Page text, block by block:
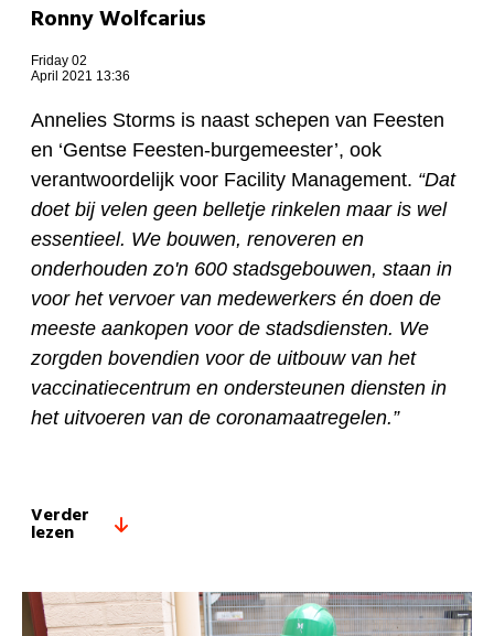
Ronny Wolfcarius
Friday 02
April 2021 13:36
Annelies Storms is naast schepen van Feesten
en ‘Gentse Feesten-burgemeester’, ook
verantwoordelijk voor Facility Management. “Dat
doet bij velen geen belletje rinkelen maar is wel
essentieel. We bouwen, renoveren en
onderhouden zo'n 600 stadsgebouwen, staan in
voor het vervoer van medewerkers én doen de
meeste aankopen voor de stadsdiensten. We
zorgden bovendien voor de uitbouw van het
vaccinatiecentrum en ondersteunen diensten in
het uitvoeren van de coronamaatregelen.”
Verder
lezen